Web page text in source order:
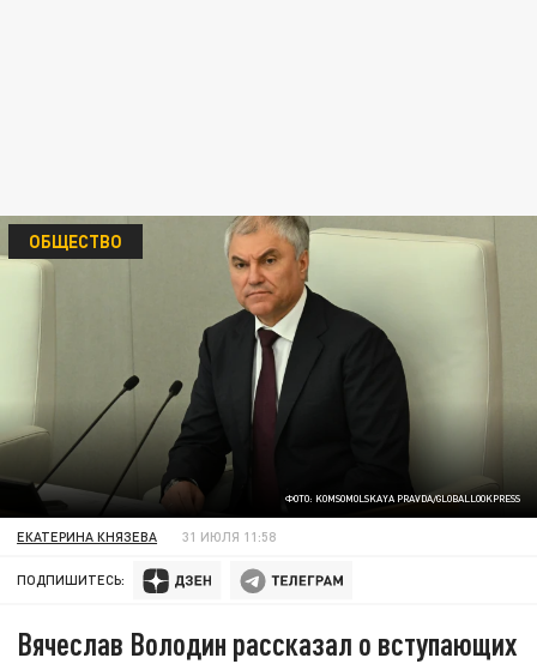
ФОТО: KOMSOMOLSKAYA PRAVDA/GLOBALLOOKPRESS
ОБЩЕСТВО
ЕКАТЕРИНА КНЯЗЕВА 31 ИЮЛЯ 11:58
ПОДПИШИТЕСЬ:
Вячеслав Володин рассказал о вступающих